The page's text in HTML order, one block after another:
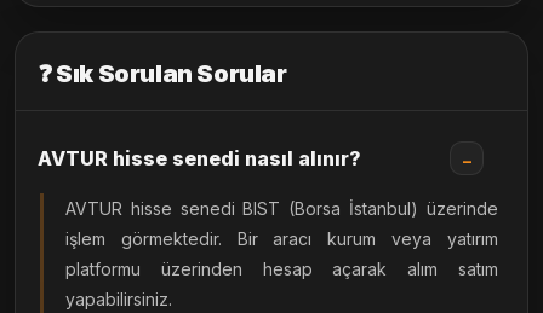
❓ Sık Sorulan Sorular
AVTUR hisse senedi nasıl alınır?
AVTUR hisse senedi BIST (Borsa İstanbul) üzerinde
işlem görmektedir. Bir aracı kurum veya yatırım
platformu üzerinden hesap açarak alım satım
yapabilirsiniz.